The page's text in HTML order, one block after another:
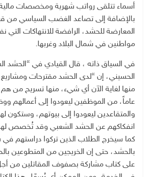
أسماء تتلقى رواتب شهرية ومخصصات مالية،
بالإضافة إلى تصاعد الغضب السياسي من
المعارضة للحشد، الرافضة للانتهاكات التي
مواطنين في شمال البلاد وغربها.
في السياق ذاته ، قال القيادي في “الحشد
الحسيني، إن “لدى الحشد مقترحات ومشاريع
عاماً، من الموظفين ليعودوا إلى أعمالهم
والمتقاعدين ليعودوا إلى بيوتهم، وستكون
انفكاكهم عن الحشد الشعبي وقد تُخصص لهم
كما سيخرج الطلاب الذين تركوا دراستهم
بالحشد، حتى إن الخريجين من المتطوعين
على كتاب مشاركة بصفوف المقاتلين من